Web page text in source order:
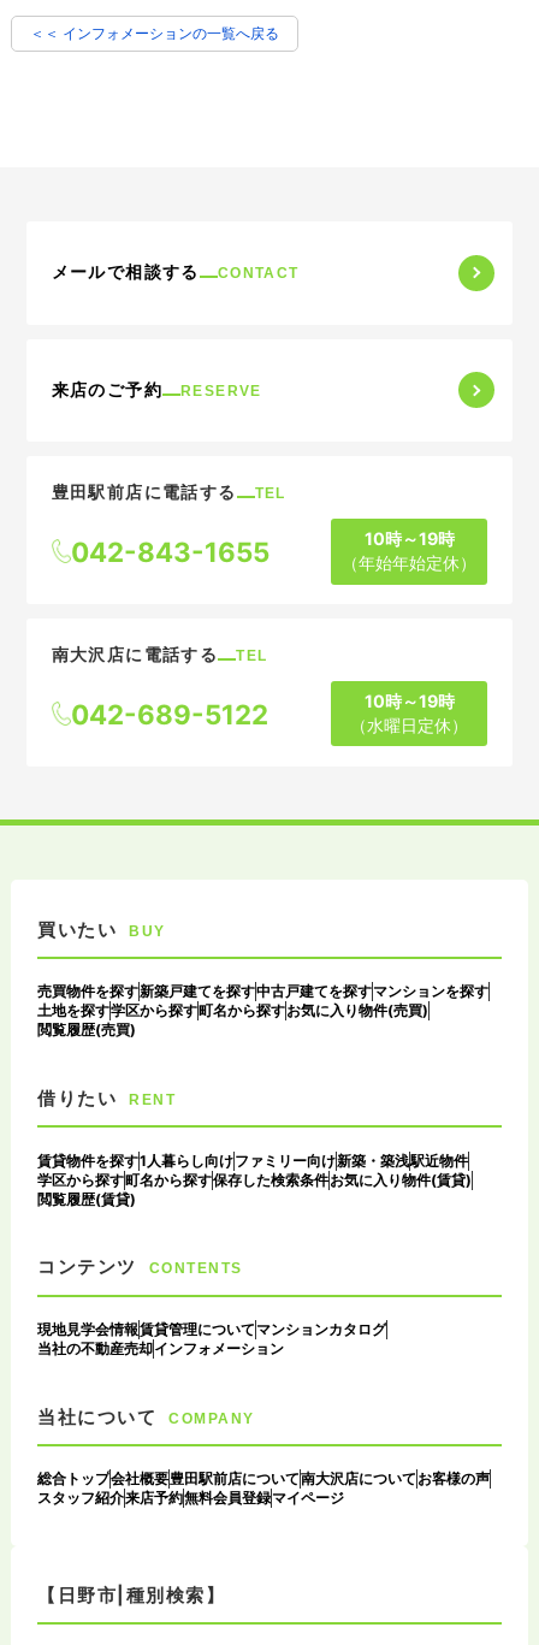
＜＜ インフォメーションの一覧へ戻る
メールで相談する CONTACT
来店のご予約 RESERVE
豊田駅前店に電話する TEL
042-843-1655
10時～19時
（年始年始定休）
南大沢店に電話する TEL
042-689-5122
10時～19時
（水曜日定休）
買いたい BUY
売買物件を探す新築戸建てを探す中古戸建てを探すマンションを探す
土地を探す学区から探す町名から探すお気に入り物件(売買)
閲覧履歴(売買)
借りたい RENT
賃貸物件を探す1人暮らし向けファミリー向け新築・築浅駅近物件
学区から探す町名から探す保存した検索条件お気に入り物件(賃貸)
閲覧履歴(賃貸)
コンテンツ CONTENTS
現地見学会情報賃貸管理について マンションカタログ
当社の不動産売却インフォメーション
当社について COMPANY
総合トップ会社概要豊田駅前店について南大沢店について お客様の声
スタッフ紹介来店予約無料会員登録マイページ
【日野市|種別検索】